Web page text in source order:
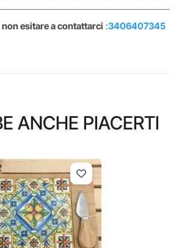
esitare a contattarci :3406407345
ANCHE PIACERTI